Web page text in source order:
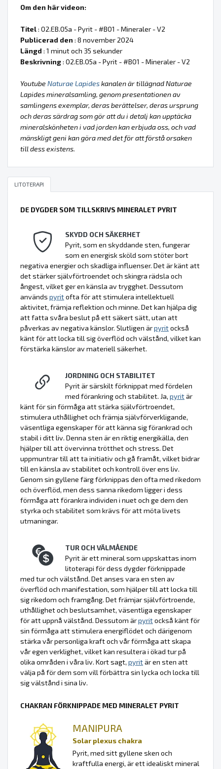
Om den här videon:
Titel: 02.EB.05a - Pyrit - #B01 - Mineraler - V2
Publicerad den : 8 november 2024
Längd : 1 minut och 35 sekunder
Beskrivning: 02.EB.05a - Pyrit - #B01 - Mineraler - V2
Youtube Naturae Lapideskanalen är tillägnad Naturae
Lapides mineralsamling, genom presentationen av
samlingens exemplar, deras berättelser, deras ursprung
och deras särdrag som gör att du i detalj kan upptäcka
mineralskönheten i vad jorden kan erbjuda oss, och vad
mänskligt geni kan göra med det för att förstå orsaken
till dess existens.
LITOTERAPI
DE DYGDER SOM TILLSKRIVS MINERALET PYRIT
SKYDD OCH SÄKERHET
Pyrit, som en skyddande sten, fungerar
som en energisk sköld som stöter bort
negativa energier och skadliga influenser. Det är känt att
det stärker självförtroendet och skingra rädsla och
ångest, vilket ger en känsla av trygghet. Dessutom
används pyritofta för att stimulera intellektuell
aktivitet, främja reflektion och minne. Det kan hjälpa dig
att fatta svåra beslut på ett säkert sätt, utan att
påverkas av negativa känslor. Slutligen ärpyritockså
känt för att locka till sig överflöd och välstånd, vilket kan
förstärka känslor av materiell säkerhet.
JORDNING OCH STABILITET
Pyrit är särskilt förknippat med fördelen
med förankring och stabilitet. Ja, pyritär
känt för sin förmåga att stärka självförtroendet,
stimulera uthållighet och främja självförverkligande,
väsentliga egenskaper för att känna sig förankrad och
stabil i ditt liv. Denna sten är en riktig energikälla, den
hjälper till att övervinna trötthet och stress. Det
uppmuntrar till att ta initiativ och gå framåt, vilket bidrar
till en känsla av stabilitet och kontroll över ens liv.
Genom sin gyllene färg förknippas den ofta med rikedom
och överflöd, men dess sanna rikedom ligger i dess
förmåga att förankra individen i nuet och ge dem den
styrka och stabilitet som krävs för att möta livets
utmaningar.
TUR OCH VÄLMÅENDE
Pyrit är ett mineral som uppskattas inom
litoterapi för dess dygder förknippade
med tur och välstånd. Det anses vara en sten av
överflöd och manifestation, som hjälper till att locka till
sig rikedom och framgång. Det främjar självförtroende,
uthållighet och beslutsamhet, väsentliga egenskaper
för att uppnå välstånd. Dessutom ärpyritockså känt för
sin förmåga att stimulera energiflödet och därigenom
stärka vår personliga kraft och vår förmåga att skapa
vår egen verklighet, vilket kan resultera i ökad tur på
olika områden i våra liv. Kort sagt, pyritär en sten att
välja på för dem som vill förbättra sin lycka och locka till
sig välstånd i sina liv.
CHAKRAN FÖRKNIPPADE MED MINERALET PYRIT
MANIPURA
Solar plexus chakra
Pyrit, med sitt gyllene sken och
kraftfulla energi, är ett idealiskt mineral